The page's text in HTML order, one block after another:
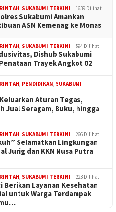
, SUKABUMI TERKINI 1639 Dilihat
Sukabumi Amankan
ASN Kemenag ke Monas
, SUKABUMI TERKINI 594 Dilihat
Dishub Sukabumi
Trayek Angkot 02
, PENDIDIKAN, SUKABUMI
Aturan Tegas,
Jual Seragam, Buku, hingga
, SUKABUMI TERKINI 266 Dilihat
Selamatkan Lingkungan
Jurig dan KKN Nusa Putra
, SUKABUMI TERKINI 223 Dilihat
Berikan Layanan Kesehatan
untuk Warga Terdampak